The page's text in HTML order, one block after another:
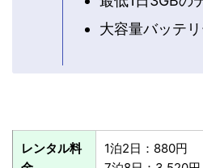
大容量バッテ
レンタル料
1泊2日：880円